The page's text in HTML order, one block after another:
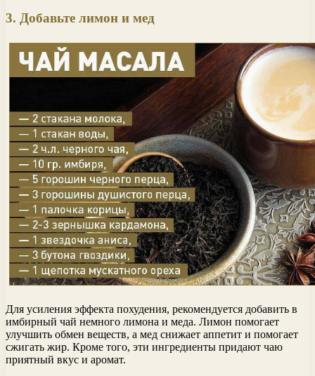
3. Добавьте лимон и мед
Для усиления эффекта похудения, рекомендуется добавить в
имбирный чай немного лимона и меда. Лимон помогает
улучшить обмен веществ, а мед снижает аппетит и помогает
сжигать жир. Кроме того, эти ингредиенты придают чаю
приятный вкус и аромат.